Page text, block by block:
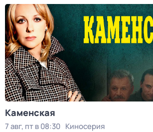
Каменская
7 авг, пт в 08:30 Киносерия